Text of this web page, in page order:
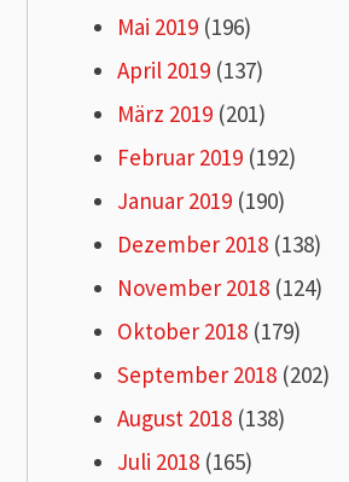
Mai 2019 (196)
April 2019 (137)
März 2019 (201)
Februar 2019 (192)
Januar 2019 (190)
Dezember 2018 (138)
November 2018 (124)
Oktober 2018 (179)
September 2018 (202)
August 2018 (138)
Juli 2018 (165)